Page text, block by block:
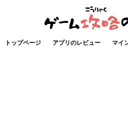
トップページ アプリのレビュー マイ